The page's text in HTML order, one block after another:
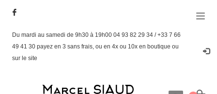
Du mardi au samedi de 9h30 à 19h00 04 93 82 29 34 / +33 7 66
49 41 30 payez en 3 sans frais, ou en 4x ou 10x en boutique ou
sur le site